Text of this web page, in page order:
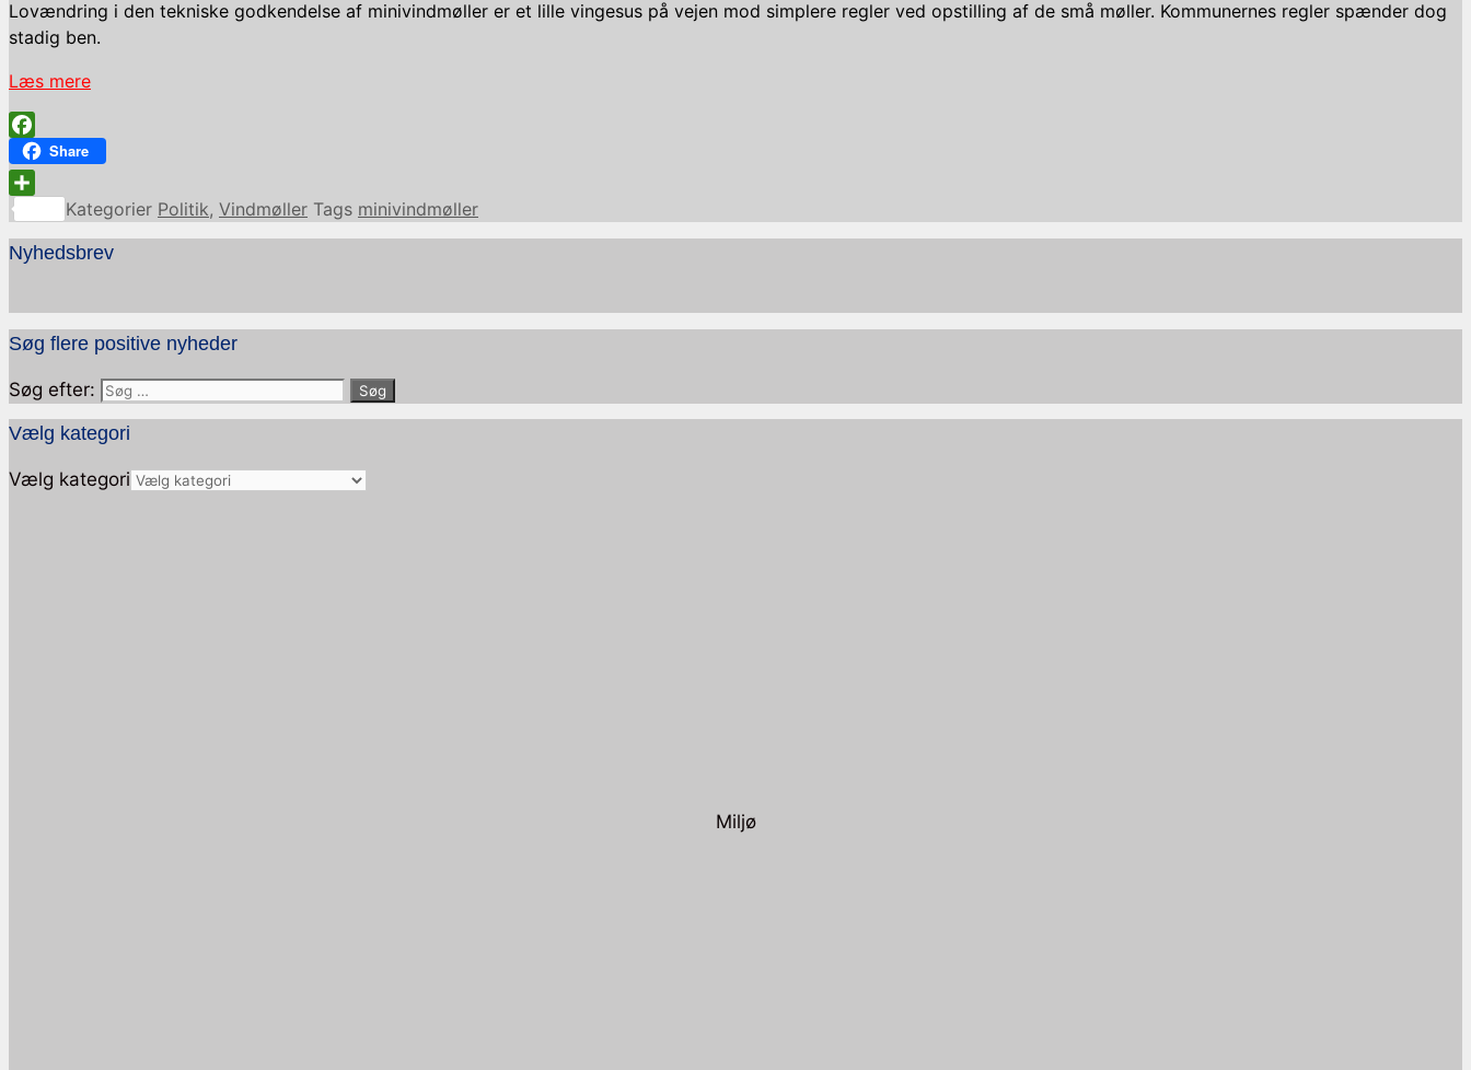
Lovændring i den tekniske godkendelse af minivindmøller er et lille vingesus på vejen mod simplere regler ved opstilling af de små møller. Kommunernes regler spænder dog
stadig ben.
Læs mere
Facebook
Share
Share
Kategorier Politik, Vindmøller Tags minivindmøller
Nyhedsbrev
Søg flere positive nyheder
Søg efter:
Vælg kategori
Vælg kategori
Miljø